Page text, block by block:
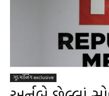
ગુડ મૉર્નિંગ exclusive